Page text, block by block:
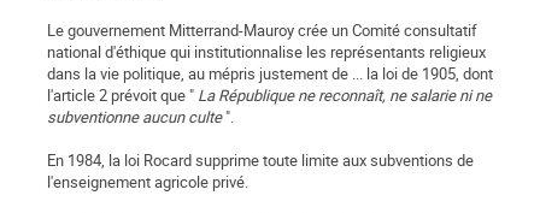
Le gouvernement Mitterrand-Mauroy crée un Comité consultatif
national d'éthique qui institutionnalise les représentants religieux
dans la vie politique, au mépris justement de ... la loi de 1905, dont
l'article 2 prévoit que " La République ne reconnaît, ne salarie ni ne
subventionne aucun culte".
En 1984, la loi Rocard supprime toute limite aux subventions de
l'enseignement agricole privé.